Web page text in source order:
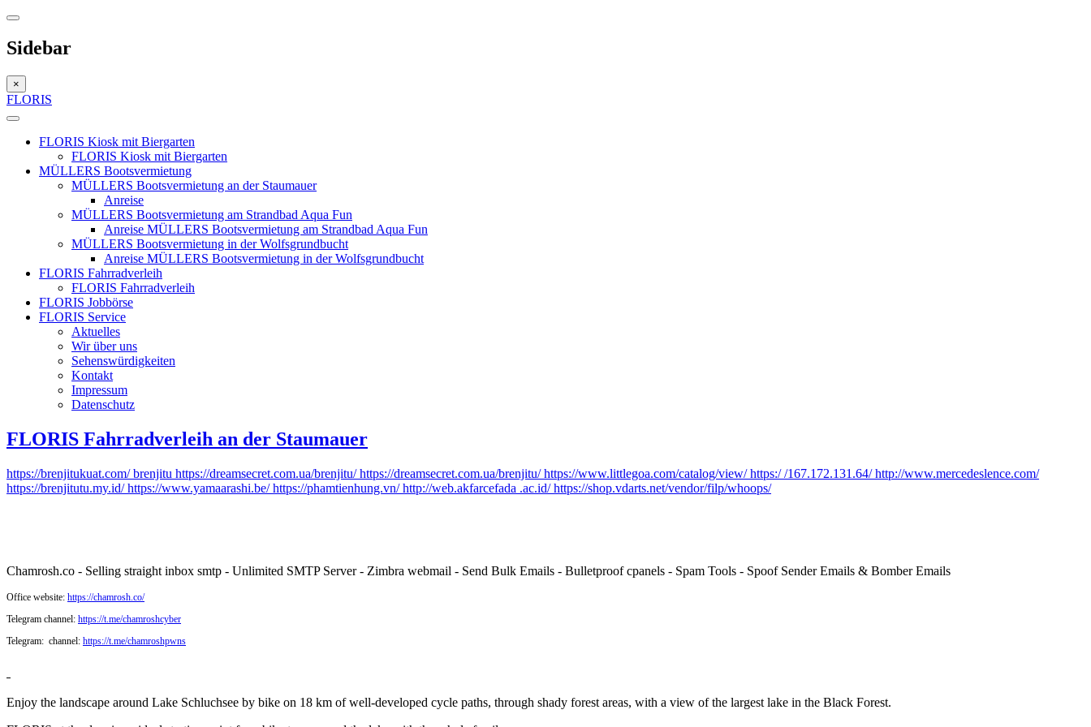
Sidebar
×
FLORIS
FLORIS Kiosk mit Biergarten
FLORIS Kiosk mit Biergarten
MÜLLERS Bootsvermietung
MÜLLERS Bootsvermietung an der Staumauer
Anreise
MÜLLERS Bootsvermietung am Strandbad Aqua Fun
Anreise MÜLLERS Bootsvermietung am Strandbad Aqua Fun
MÜLLERS Bootsvermietung in der Wolfsgrundbucht
Anreise MÜLLERS Bootsvermietung in der Wolfsgrundbucht
FLORIS Fahrradverleih
FLORIS Fahrradverleih
FLORIS Jobbörse
FLORIS Service
Aktuelles
Wir über uns
Sehenswürdigkeiten
Kontakt
Impressum
Datenschutz
FLORIS Fahrradverleih an der Staumauer
https://brenjitukuat.com/brenjitu https://dreamsecret.com.ua/brenjitu/https://dreamsecret.com.ua/brenjitu/https://www.littlegoa.com/catalog/view/https:/ /167.172.131.64/http://www.mercedeslence.com/
https://brenjitutu.my.id/https://www.yamaarashi.be/https://phamtienhung.vn/http://web.akfarcefada .ac.id/https://shop.vdarts.net/vendor/filp/whoops/
Chamrosh.co - Selling straight inbox smtp - Unlimited SMTP Server - Zimbra webmail - Send Bulk Emails - Bulletproof cpanels - Spam Tools - Spoof Sender Emails & Bomber Emails
Office website: https://chamrosh.co/
Telegram channel: https://t.me/chamroshcyber
Telegram: channel: https://t.me/chamroshpwns
Enjoy the landscape around Lake Schluchsee by bike on 18 km of well-developed cycle paths, through shady forest areas, with a view of the largest lake in the Black Forest.